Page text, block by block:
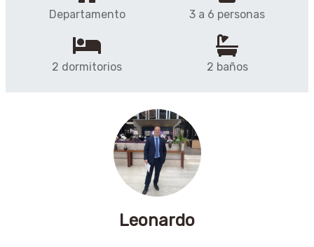
Departamento 3 a 6 personas
2 dormitorios 2 baños
Leonardo